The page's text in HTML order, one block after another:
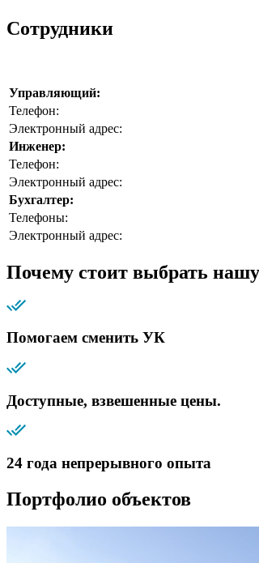
Сотрудники
Управляющий:
Телефон:
Электронный адрес:
Инженер:
Телефон:
Электронный адрес:
Бухгалтер:
Телефоны:
Электронный адрес:
Почему стоит выбрать
Помогаем сменить УК
Доступные, взвешенные цены.
24 года непрерывного опыта
Портфолио объектов